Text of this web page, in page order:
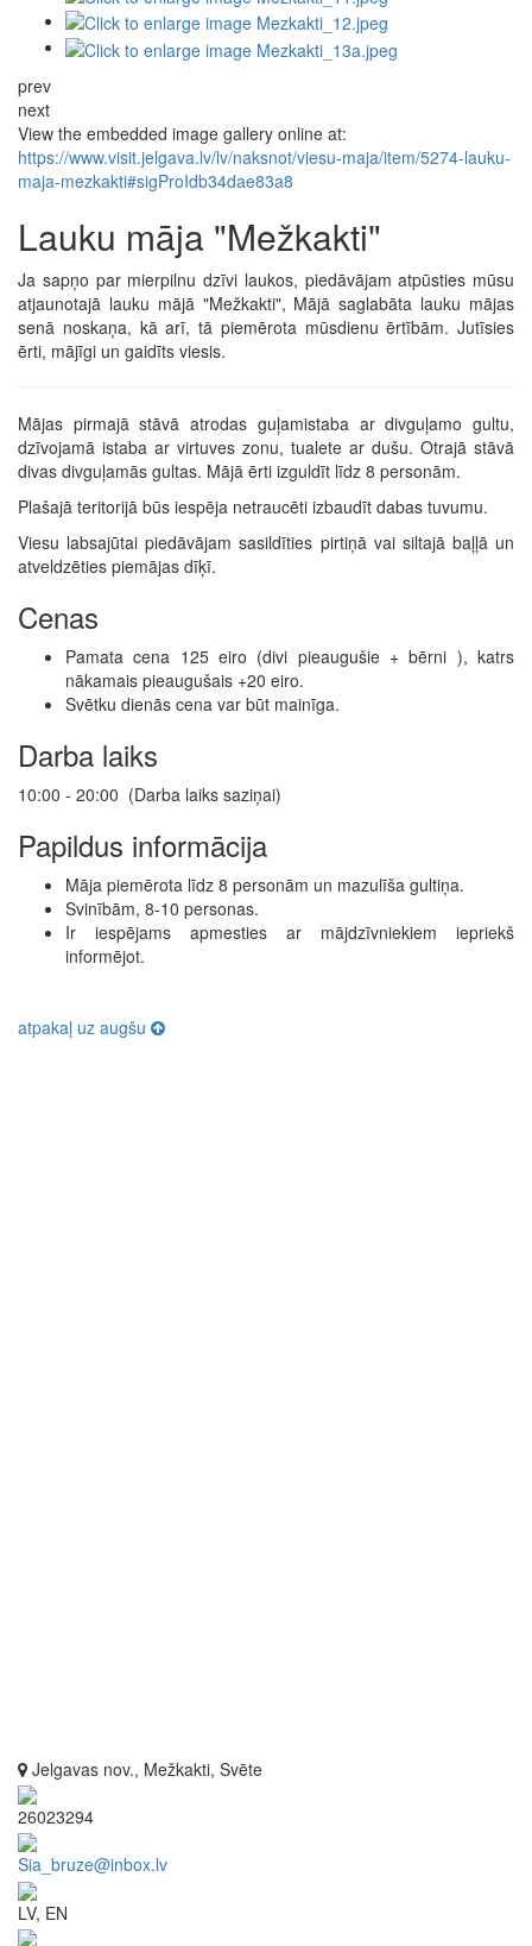
prev
next
View the embedded image gallery online at:
https://www.visit.jelgava.lv/lv/naksnot/viesu-maja/item/5274-lauku-
maja-mezkakti#sigProIdb34dae83a8
Lauku māja "Mežkakti"
Ja sapņo par mierpilnu dzīvi laukos, piedāvājam atpūsties mūsu
atjaunotajā lauku mājā "Mežkakti", Mājā saglabāta lauku mājas
senā noskaņa, kā arī, tā piemērota mūsdienu ērtībām. Jutīsies
ērti, mājīgi un gaidīts viesis.
Mājas pirmajā stāvā atrodas guļamistaba ar divguļamo gultu,
dzīvojamā istaba ar virtuves zonu, tualete ar dušu. Otrajā stāvā
divas divguļamās gultas. Mājā ērti izguldīt līdz 8 personām.
Plašajā teritorijā būs iespēja netraucēti izbaudīt dabas tuvumu.
Viesu labsajūtai piedāvājam sasildīties pirtiņā vai siltajā baļļā un
atveldzēties piemājas dīķī.
Cenas
Pamata cena 125 eiro (divi pieaugušie + bērni ), katrs
nākamais pieaugušais +20 eiro.
Svētku dienās cena var būt mainīga.
Darba laiks
10:00 - 20:00 (Darba laiks saziņai)
Papildus informācija
Māja piemērota līdz 8 personām un mazulīša gultiņa.
Svinībām, 8-10 personas.
Ir iespējams apmesties ar mājdzīvniekiem iepriekš
informējot.
atpakaļ uz augšu
Jelgavas nov., Mežkakti, Svēte
26023294
Sia_bruze@inbox.lv
LV, EN